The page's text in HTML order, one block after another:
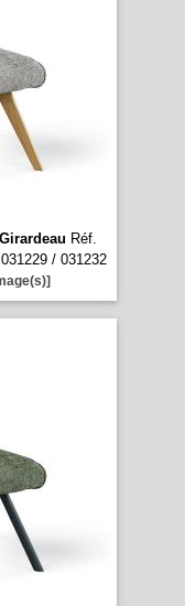
Girardeau Réf.
/ 031232